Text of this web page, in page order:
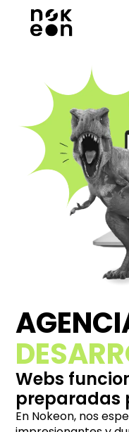
Webs
preparadas
En Nokeon, nos